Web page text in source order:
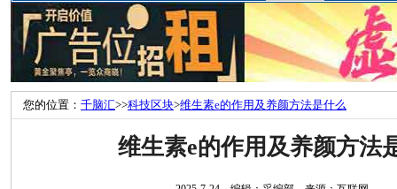
您的位置： 千脑汇>>科技区块>维生素e的作用及养颜方法是什么
维生素e的作用及养颜方法